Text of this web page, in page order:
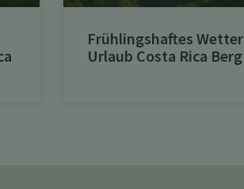
Frühlingshaftes Wetter
Urlaub Costa Rica Berg